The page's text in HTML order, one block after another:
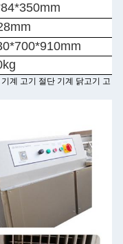
계 고기 절단 기계 닭고기 고